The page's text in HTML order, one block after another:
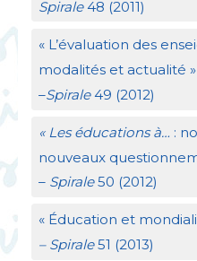
Spirale48 (2011)
« L’évaluation des
modalités et actualité »
–Spirale49 (2012)
« Les éducations à… :
nouveaux
– Spirale50 (2012)
« Éducation et
– Spirale51 (2013)